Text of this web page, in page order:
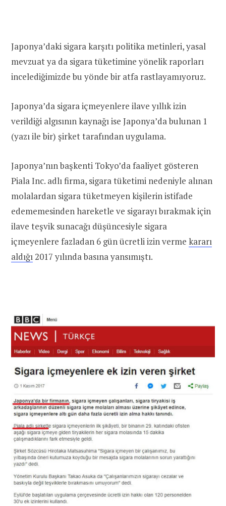
Japonya’daki sigara karşıtı politika metinleri, yasal
mevzuat ya da sigara tüketimine yönelik raporları
incelediğimizde bu yönde bir atfa rastlayamıyoruz.
Japonya’da sigara içmeyenlere ilave yıllık izin
verildiği algısının kaynağı ise Japonya’da bulunan 1
(yazı ile bir) şirket tarafından uygulama.
Japonya’nın başkenti Tokyo’da faaliyet gösteren
Piala Inc. adlı firma, sigara tüketimi nedeniyle alınan
molalardan sigara tüketmeyen kişilerin istifade
edememesinden hareketle ve sigarayı bırakmak için
ilave teşvik sunacağı düşüncesiyle sigara
içmeyenlere fazladan 6 gün ücretli izin verme kararı
aldığı 2017 yılında basına yansımıştı.